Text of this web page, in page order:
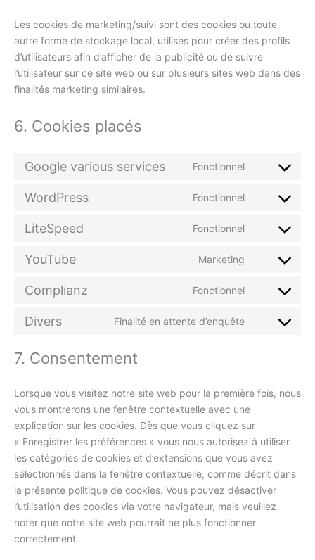
Les cookies de marketing/suivi sont des cookies ou toute
autre forme de stockage local, utilisés pour créer des profils
d’utilisateurs afin d’afficher de la publicité ou de suivre
l’utilisateur sur ce site web ou sur plusieurs sites web dans des
finalités marketing similaires.
6. Cookies placés
Google various services Fonctionnel
Consent
service
various-
WordPress Fonctionnel
Consent
service
LiteSpeed Fonctionnel
Consent
service
YouTube Marketing
Consent
service
Complianz Fonctionnel
Consent
service
Divers Finalité en attente d’enquête
Consent
7. Consentement
Lorsque vous visitez notre site web pour la première fois, nous
vous montrerons une fenêtre contextuelle avec une
explication sur les cookies. Dès que vous cliquez sur
« Enregistrer les préférences » vous nous autorisez à utiliser
les catégories de cookies et d’extensions que vous avez
sélectionnés dans la fenêtre contextuelle, comme décrit dans
la présente politique de cookies. Vous pouvez désactiver
l’utilisation des cookies via votre navigateur, mais veuillez
noter que notre site web pourrait ne plus fonctionner
correctement.